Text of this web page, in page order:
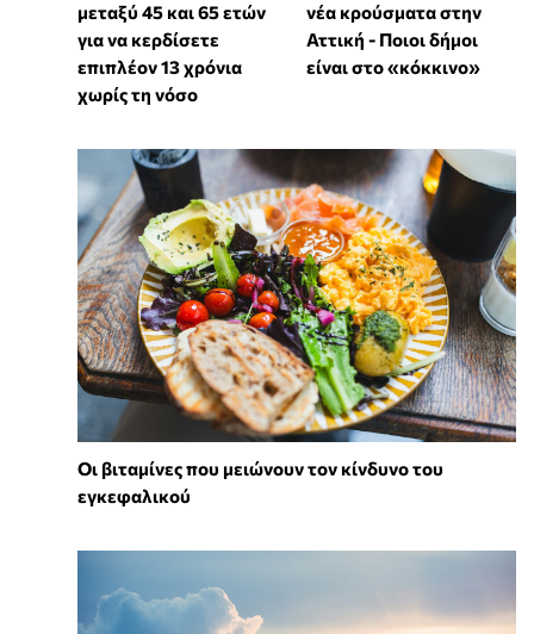
μεταξύ 45 και 65 ετών
για να κερδίσετε
επιπλέον 13 χρόνια
χωρίς τη νόσο
νέα κρούσματα στην
Αττική - Ποιοι δήμοι
είναι στο «κόκκινο»
Οι βιταμίνες που μειώνουν τον κίνδυνο του
εγκεφαλικού